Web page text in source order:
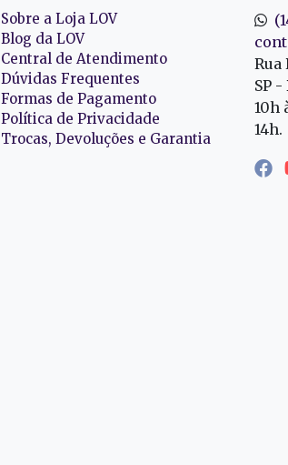
Rua
SP -
10h
14h.
Sobre a Loja LOV
Blog da LOV
Central de Atendimento
Dúvidas Frequentes
Formas de Pagamento
Política de Privacidade
Trocas, Devoluções e Garantia